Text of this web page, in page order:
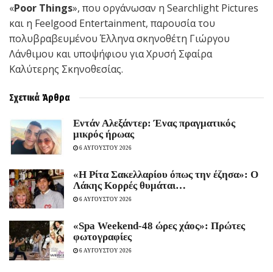
«Poor Things», που οργάνωσαν η Searchlight Pictures
και η Feelgood Entertainment, παρουσία του
πολυβραβευμένου Έλληνα σκηνοθέτη Γιώργου
Λάνθιμου και υποψήφιου για Χρυσή Σφαίρα
Καλύτερης Σκηνοθεσίας.
Σχετικά Άρθρα
Εντάν Αλεξάντερ: Ένας πραγματικός
μικρός ήρωας
6 ΑΥΓΟΥΣΤΟΥ 2026
«Η Ρίτα Σακελλαρίου όπως την έζησα»: Ο
Λάκης Κορρές θυμάται…
6 ΑΥΓΟΥΣΤΟΥ 2026
«Spa Weekend-48 ώρες χάος»: Πρώτες
φωτογραφίες
6 ΑΥΓΟΥΣΤΟΥ 2026